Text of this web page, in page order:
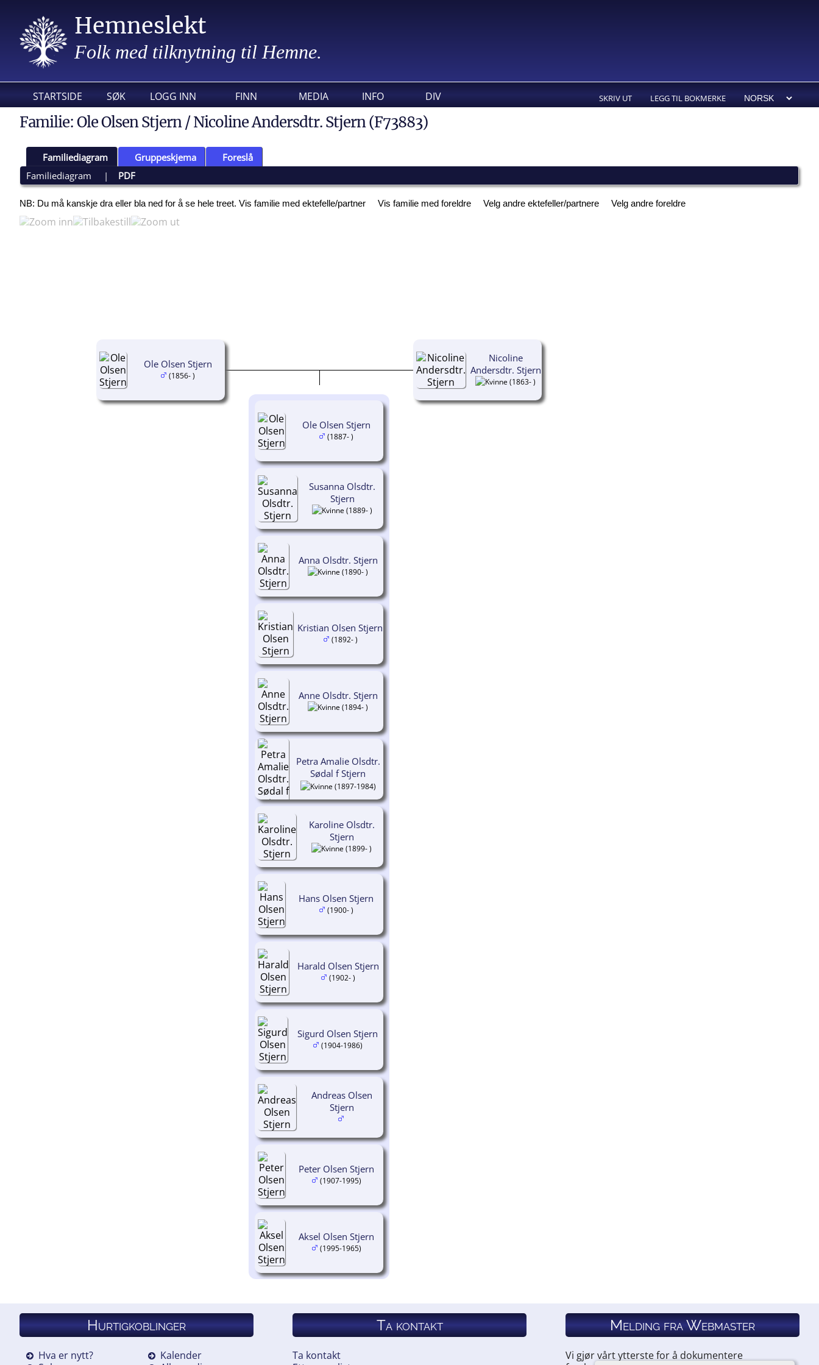
Hemneslekt
Folk med tilknytning til Hemne.
STARTSIDE SØK LOGG INN FINN MEDIA INFO DIV SKRIV UT LEGG TIL BOKMERKE
Familie: Ole Olsen Stjern / Nicoline Andersdtr. Stjern (F73883)
Familiediagram Gruppeskjema
Foreslå
Familiediagram
| PDF
NB: Du må kanskje dra eller bla ned for å se hele treet. Vis familie med ektefelle/partner Vis familie med foreldre Velg andre ektefeller/partnere Velg andre foreldre
Ole Olsen Stjern
(1856- )
Nicoline
Andersdtr. Stjern
(1863- )
Ole Olsen Stjern
(1887- )
Susanna Olsdtr.
Stjern
(1889- )
Anna Olsdtr. Stjern
(1890- )
Kristian Olsen Stjern
(1892- )
Anne Olsdtr. Stjern
(1894- )
Petra Amalie Olsdtr.
Sødal f Stjern
(1897-1984)
Karoline Olsdtr.
Stjern
(1899- )
Hans Olsen Stjern
(1900- )
Harald Olsen Stjern
(1902- )
Sigurd Olsen Stjern
(1904-1986)
Andreas Olsen
Stjern
Peter Olsen Stjern
(1907-1995)
Aksel Olsen Stjern
(1995-1965)
Hurtigkoblinger
Hva er nytt?
Kalender
Ta kontakt
Ta kontakt
Melding fra Webmaster
Vi gjør vårt ytterste for å dokumentere